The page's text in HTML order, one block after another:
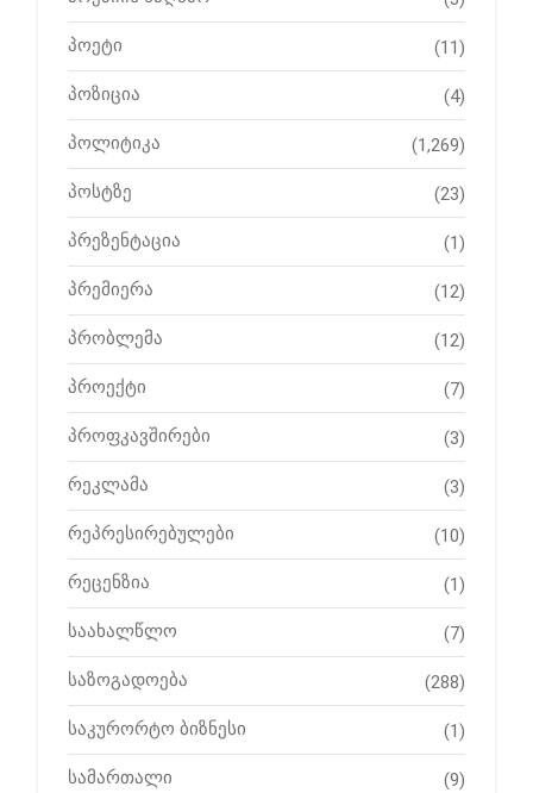
პოეტი (11)
პოზიცია (4)
პოლიტიკა (1,269)
პოსტზე (23)
პრეზენტაცია (1)
პრემიერა (12)
პრობლემა (12)
პროექტი (7)
პროფკავშირები (3)
რეკლამა (3)
რეპრესირებულები (10)
რეცენზია (1)
საახალწლო (7)
საზოგადოება (288)
საკურორტო ბიზნესი (1)
სამართალი (9)